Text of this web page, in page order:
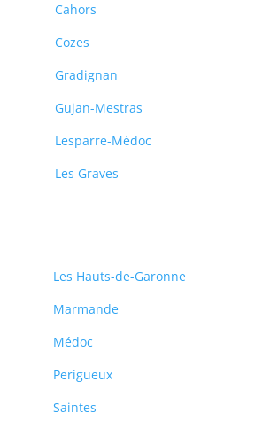
Cahors
Cozes
Gradignan
Gujan-Mestras
Lesparre-Médoc
Les Graves
Les Hauts-de-Garonne
Marmande
Médoc
Perigueux
Saintes